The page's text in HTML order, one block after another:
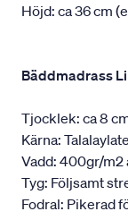
Höjd: ca 36 cm
Bäddmadrass
Tjocklek: ca 8
Kärna:
Vadd: 400gr/
Tyg: Följsamt
Fodral: Pikerad